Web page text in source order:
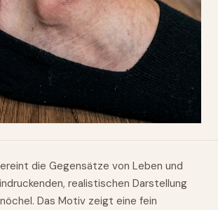
die Gegensätze von Leben und
realistischen Darstellung
Das Motiv zeigt eine fein